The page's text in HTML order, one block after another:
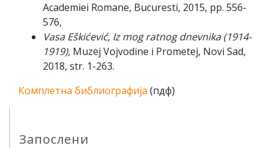
Запослени
Academiei Romane, Bucuresti, 2015, pp. 556-
576,
Vasa Eškićević, Iz mog ratnog dnevnika (1914-
1919), Muzej Vojvodine i Prometej, Novi Sad,
2018, str. 1-263.
Комплетна библиографија (пдф)